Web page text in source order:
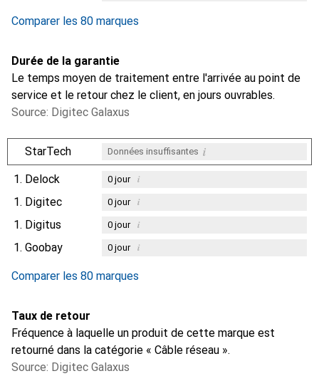
Comparer les 80 marques
Durée de la garantie
Le temps moyen de traitement entre l'arrivée au point de
service et le retour chez le client, en jours ouvrables.
Source: Digitec Galaxus
StarTech Données insuffisantes i
1. Delock 0jour i
1. Digitec 0jour i
1. Digitus 0jour i
1. Goobay 0jour i
Comparer les 80 marques
Taux de retour
Fréquence à laquelle un produit de cette marque est
retourné dans la catégorie « Câble réseau ».
Source: Digitec Galaxus